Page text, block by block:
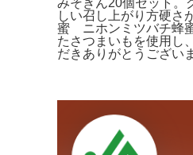
みそきん20個セット。
しい召し上がり方硬さ
蜜 ニホンミツバチ蜂
たさつまいもを使用し
だきありがとうござい